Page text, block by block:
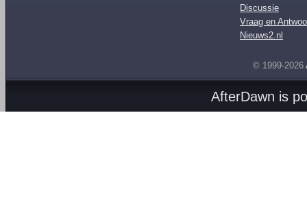
Discussie
Vraag en
Nieuws2.nl
© 1999-2026
AfterDawn is